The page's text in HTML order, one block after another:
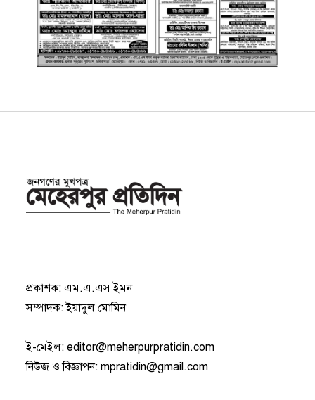
প্রকাশক: এম.এ.এস ইমন
সম্পাদক: ইয়াদুল মোমিন
ই-মেইল:editor@meherpurpratidin.com
নিউজ ও বিজ্ঞাপন:mpratidin@gmail.com